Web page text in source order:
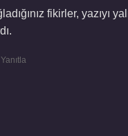
fikirler, yazıyı
Yanıtla